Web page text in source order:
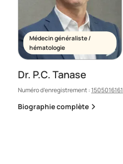
Médecin généraliste /
hématologie
Dr. P.C. Tanase
Numéro d’enregistrement :1505016161
Biographie complète